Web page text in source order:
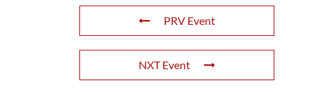
PRV Event
NXT Event